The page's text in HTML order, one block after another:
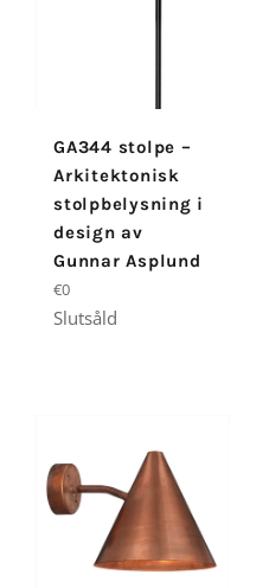
GA344 stolpe –
Arkitektonisk
stolpbelysning i
design av
Gunnar Asplund
Ordinarie
pris
€0
Slutsåld